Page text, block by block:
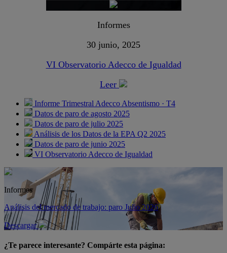
Informes
30 junio, 2025
VI Observatorio Adecco de Igualdad
Leer
Informe Trimestral Adecco Absentismo · T4
Datos de paro de agosto 2025
Datos de paro de julio 2025
Análisis de los Datos de la EPA Q2 2025
Datos de paro de junio 2025
VI Observatorio Adecco de Igualdad
Informes
Análisis del mercado de trabajo: paro Julio 2026
Descargar
¿Te parece interesante? Compárte esta página: